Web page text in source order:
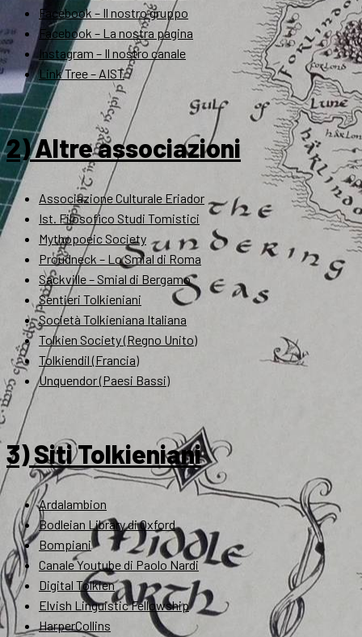
Facebook – Il nostro gruppo
Facebook – La nostra pagina
Instagram – Il nostro canale
Link Tree – AIST
2) Altre associazioni
Associazione Culturale Eriador
Ist. Filosofico Studi Tomistici
Mythopoeic Society
Proudneck – Lo Smial di Roma
Sackville – Smial di Bergamo
Sentieri Tolkieniani
Società Tolkieniana Italiana
Tolkien Society (Regno Unito)
Tolkiendil (Francia)
Unquendor (Paesi Bassi)
3) Siti Tolkieniani
Ardalambion
Bodleian Library di Oxford
Bompiani
Canale Youtube di Paolo Nardi
Digital Tolkien
Elvish Linguistic Fellowship
HarperCollins